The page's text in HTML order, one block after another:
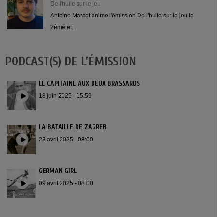
De l'huile sur le jeu
Antoine Marcet anime l'émission De l'huile sur le jeu le
2ème et...
PODCAST(S) DE L’ÉMISSION
LE CAPITAINE AUX DEUX BRASSARDS
18 juin 2025 - 15:59
LA BATAILLE DE ZAGREB
23 avril 2025 - 08:00
GERMAN GIRL
09 avril 2025 - 08:00